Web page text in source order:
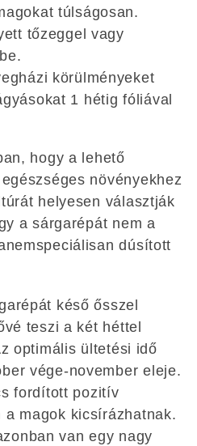
túlságosan.
tőzeggel vagy
körülményeket
1 hétig fóliával
hogy a lehető
növényekhez
helyesen választják
a sárgarépát nem a
dúsított
késő ősszel
teszi a két héttel
optimális ültetési idő
vége-november eleje.
fordított pozitív
a magok kicsírázhatnak.
van egy nagy